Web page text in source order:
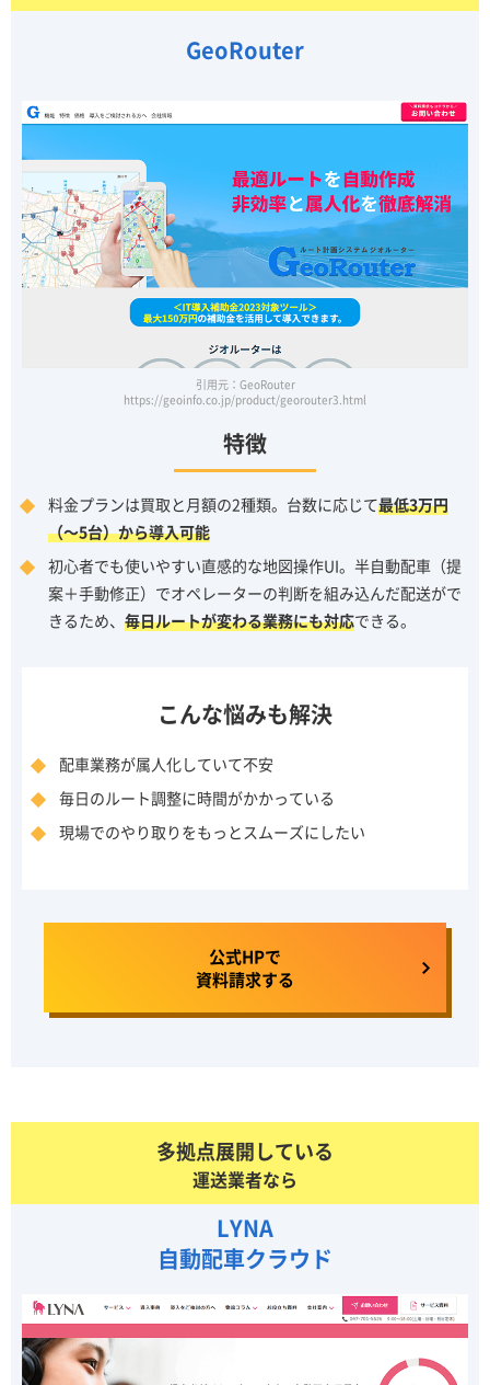
GeoRouter
引用元：GeoRouter
https://geoinfo.co.jp/product/georouter3.html
特徴
料金プランは買取と月額の2種類。台数に応じて最低3万円
（～5台）から導入可能
初心者でも使いやすい直感的な地図操作UI。半自動配車（提
案＋手動修正）でオペレーターの判断を組み込んだ配送がで
きるため、 毎日ルートが変わる業務にも対応できる。
こんな悩みも解決
配車業務が属人化していて不安
毎日のルート調整に時間がかかっている
現場でのやり取りをもっとスムーズにしたい
公式HPで
資料請求する
多拠点展開している
運送業者なら
LYNA
自動配車クラウド